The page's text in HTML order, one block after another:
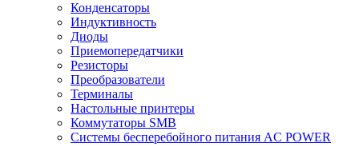
Конденсаторы
Индуктивность
Диоды
Приемопередатчики
Резисторы
Преобразователи
Терминалы
Настольные принтеры
Коммутаторы SMB
Системы бесперебойного питания AC POWER